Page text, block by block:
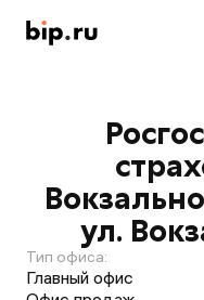
ул.
Тип офиса:
Главный офис